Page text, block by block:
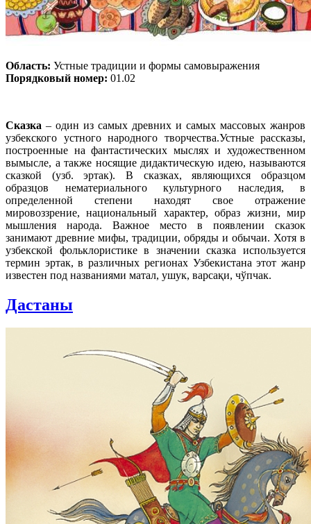
Область: Устные традиции и формы самовыражения
Порядковый номер: 01.02
Сказка – один из самых древних и самых массовых жанров
узбекского устного народного творчества.Устные рассказы,
построенные на фантастических мыслях и художественном
вымысле, а также носящие дидактическую идею, называются
сказкой (узб. эртак). В сказках, являющихся образцом
образцов нематериального культурного наследия, в
определенной степени находят свое отражение
мировоззрение, национальный характер, образ жизни, мир
мышления народа. Важное место в появлении сказок
занимают древние мифы, традиции, обряды и обычаи. Хотя в
узбекской фольклористике в значении сказка используется
термин эртак, в различных регионах Узбекистана этот жанр
известен под названиями матал, ушук, варсақи, чўпчак.
Дастаны